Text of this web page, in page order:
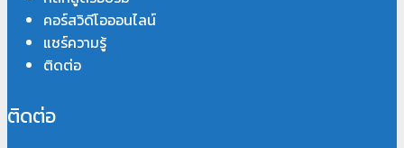
คอร์สวิดีโอออนไลน์
แชร์ความรู้
ติดต่อ
ติดต่อ